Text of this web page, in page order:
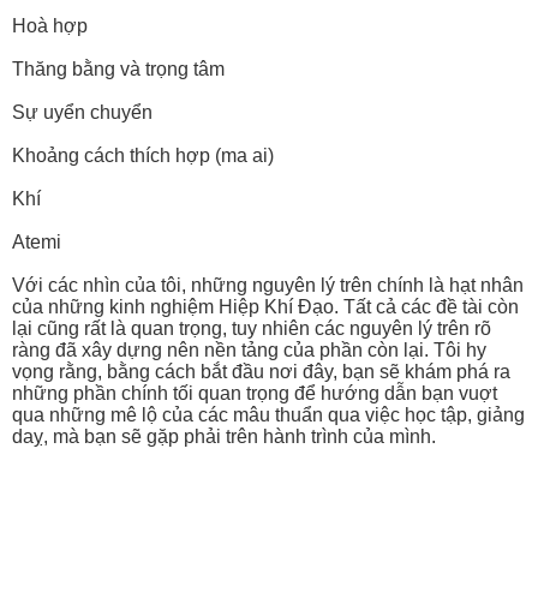
Hoà hợp
Thăng bằng và trọng tâm
Sự uyển chuyển
Khoảng cách thích hợp (ma ai)
Khí
Atemi
Với các nhìn của tôi, những nguyên lý trên chính là hạt nhân
của những kinh nghiệm Hiệp Khí Đạo. Tất cả các đề tài còn
lại cũng rất là quan trọng, tuy nhiên các nguyên lý trên rõ
ràng đã xây dựng nên nền tảng của phần còn lại. Tôi hy
vọng rằng, bằng cách bắt đầu nơi đây, bạn sẽ khám phá ra
những phần chính tối quan trọng để hướng dẫn bạn vuợt
qua những mê lộ của các mâu thuẩn qua việc học tập, giảng
daỵ, mà bạn sẽ gặp phải trên hành trình của mình.